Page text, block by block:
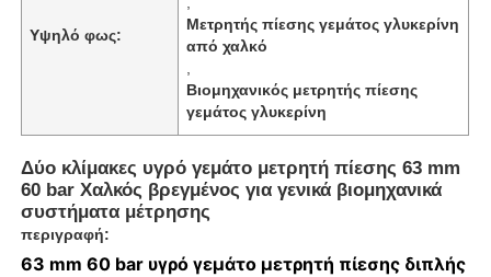
Υψηλό φως:
Μετρητής πίεσης γεμάτος γλυκερίνη
από χαλκό
Βιομηχανικός μετρητής πίεσης
γεμάτος γλυκερίνη
Δύο κλίμακες υγρό γεμάτο μετρητή πίεσης 63 mm
60 bar Χαλκός βρεγμένος για γενικά βιομηχανικά
συστήματα μέτρησης
περιγραφή:
63 mm 60 bar υγρό γεμάτο μετρητή πίεσης διπλής